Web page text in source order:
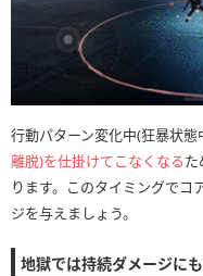
行動パターン変化中(狂暴状態
離脱)を仕掛けてこなくなるた
ります。このタイミングでコ
ジを与えましょう。
地獄では持続ダメージにも